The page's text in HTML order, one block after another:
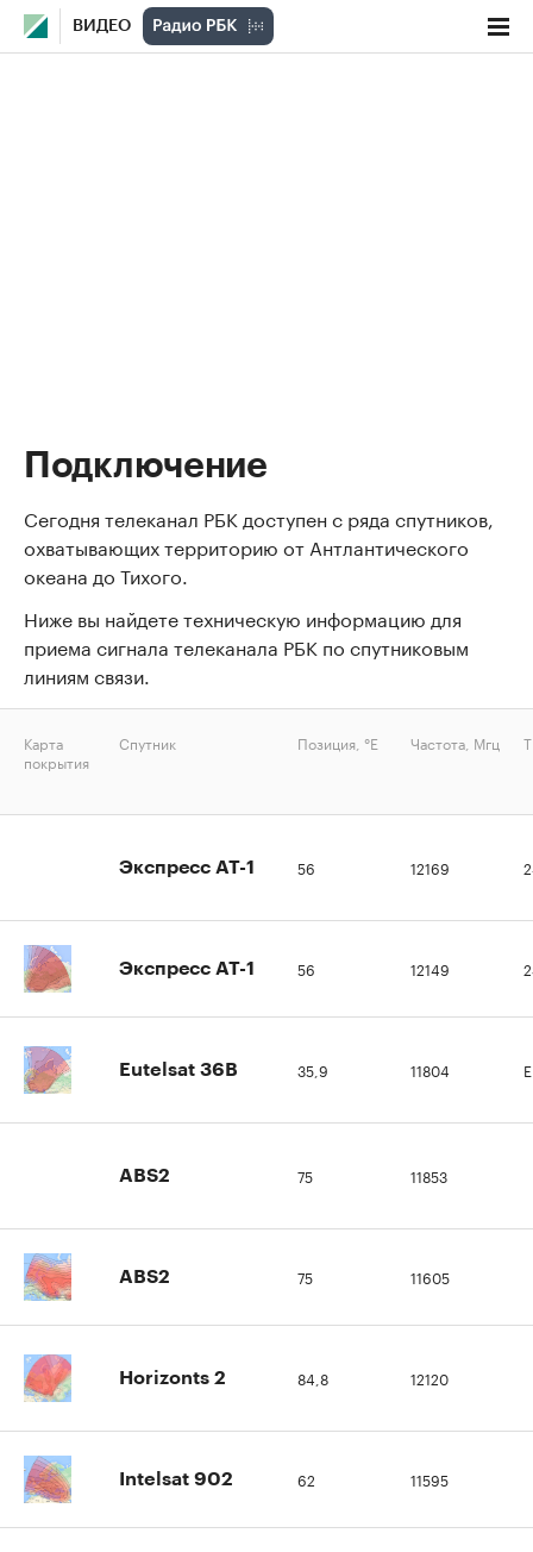
ВИДЕО
Подключение
Сегодня телеканал РБК доступен с ряда спутников,
охватывающих территорию от Антлантического
океана до Тихого.
Ниже вы найдете техническую информацию для
приема сигнала телеканала РБК по спутниковым
линиям связи.
Карта
покрытия
Спутник Позиция, °Е Частота, Мгц
Экспресс AT-1 56 12169
Экспресс AT-1 56 12149
Eutelsat 36В 35,9 11804
ABS2 75 11853
ABS2 75 11605
Horizonts 2 84,8 12120
Intelsat 902 62 11595